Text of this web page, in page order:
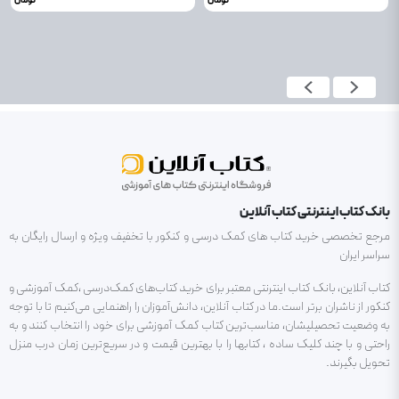
بانک کتاب اینترنتی کتاب آنلاین
مرجع تخصصی خرید کتاب های کمک درسی و کنکور با تخفیف ویژه و ارسال رایگان به
سراسر ایران
کتاب آنلاین، بانک کتاب اینترنتی معتبر برای خرید کتاب‌های کمک‌درسی ،کمک آموزشی و
کنکور از ناشران برتر است.ما در کتاب آنلاین، دانش‌آموزان را راهنمایی می‌کنیم تا با توجه
به وضعیت تحصیلیشان، مناسب‌ترین کتاب کمک آموزشی برای خود را انتخاب کنند و به
راحتی و با چند کلیک ساده ، کتابها را با بهترین قیمت و در سریع‌ترین زمان درب منزل
تحویل بگیرند.